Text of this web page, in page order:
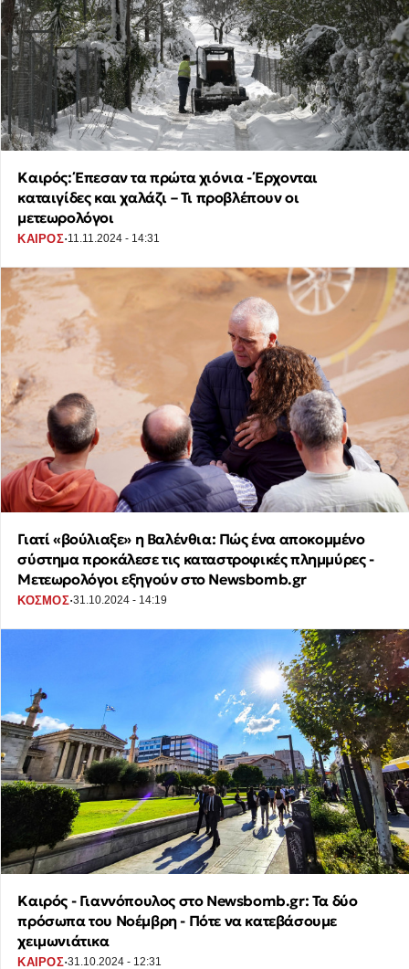
Καιρός: Έπεσαν τα πρώτα χιόνια - Έρχονται
καταιγίδες και χαλάζι – Τι προβλέπουν οι
μετεωρολόγοι
ΚΑΙΡΟΣ·11.11.2024 - 14:31
Γιατί «βούλιαξε» η Βαλένθια: Πώς ένα αποκομμένο
σύστημα προκάλεσε τις καταστροφικές πλημμύρες -
Μετεωρολόγοι εξηγούν στο Newsbomb.gr
ΚΟΣΜΟΣ·31.10.2024 - 14:19
Καιρός - Γιαννόπουλος στο Newsbomb.gr: Τα δύο
πρόσωπα του Νοέμβρη - Πότε να κατεβάσουμε
χειμωνιάτικα
ΚΑΙΡΟΣ·31.10.2024 - 12:31